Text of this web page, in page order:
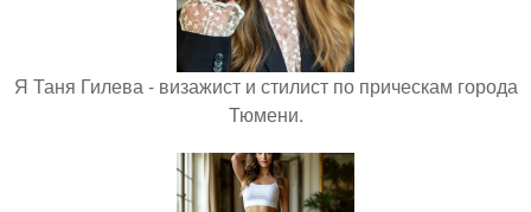
Я Таня Гилева - визажист и стилист по прическам города
Тюмени.